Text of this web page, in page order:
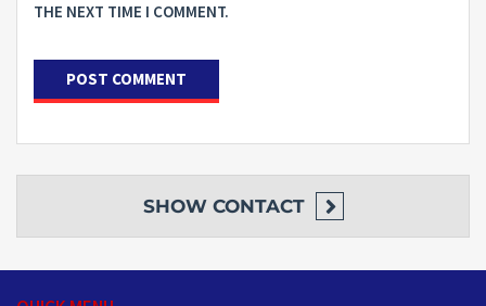
THE NEXT TIME I COMMENT.
SHOW CONTACT